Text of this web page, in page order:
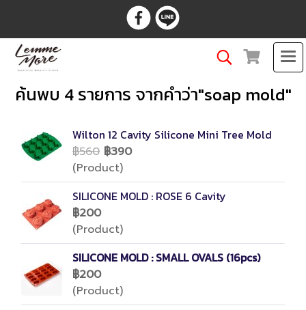
ค้นพบ 4 รายการ จากคำว่า"soap mold"
Wilton 12 Cavity Silicone Mini Tree Mold
฿560 ฿390
(Product)
SILICONE MOLD : ROSE 6 Cavity
฿200
(Product)
SILICONE MOLD : SMALL OVALS (16pcs)
฿200
(Product)